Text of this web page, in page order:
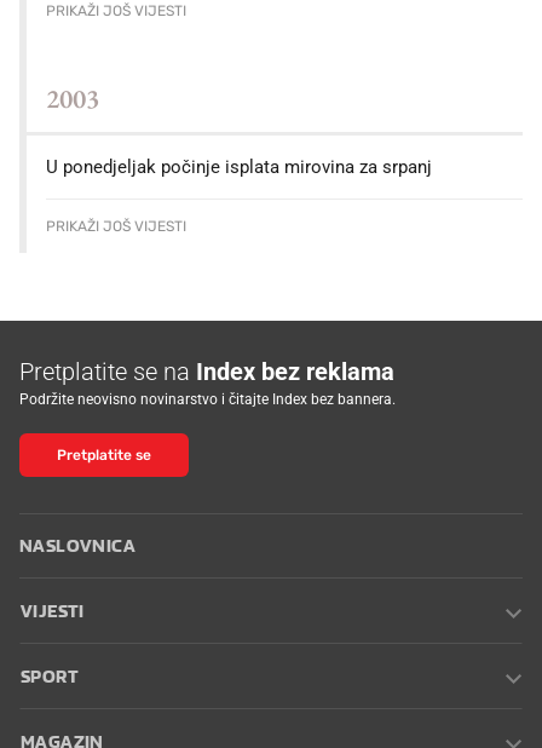
PRIKAŽI JOŠ VIJESTI
2003
U ponedjeljak počinje isplata mirovina za srpanj
PRIKAŽI JOŠ VIJESTI
Pretplatite se na Index bez reklama
Podržite neovisno novinarstvo i čitajte Index bez bannera.
Pretplatite se
NASLOVNICA
VIJESTI
SPORT
MAGAZIN